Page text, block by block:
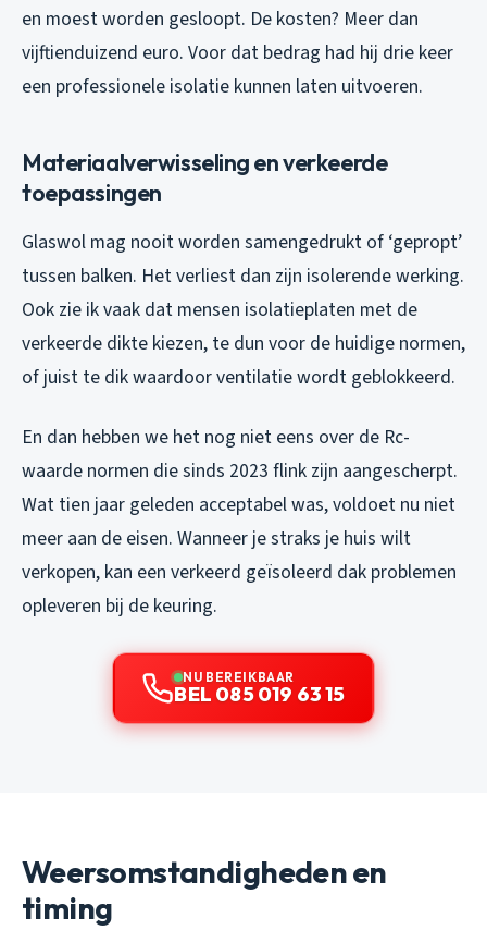
en moest worden gesloopt. De kosten? Meer dan
vijftienduizend euro. Voor dat bedrag had hij drie keer
een professionele isolatie kunnen laten uitvoeren.
Materiaalverwisseling en verkeerde
toepassingen
Glaswol mag nooit worden samengedrukt of ‘gepropt’
tussen balken. Het verliest dan zijn isolerende werking.
Ook zie ik vaak dat mensen isolatieplaten met de
verkeerde dikte kiezen, te dun voor de huidige normen,
of juist te dik waardoor ventilatie wordt geblokkeerd.
En dan hebben we het nog niet eens over de Rc-
waarde normen die sinds 2023 flink zijn aangescherpt.
Wat tien jaar geleden acceptabel was, voldoet nu niet
meer aan de eisen. Wanneer je straks je huis wilt
verkopen, kan een verkeerd geïsoleerd dak problemen
opleveren bij de keuring.
NU BEREIKBAAR
BEL 085 019 63 15
Weersomstandigheden en
timing